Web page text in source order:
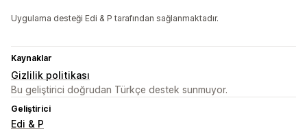
Uygulama desteği Edi & P tarafından sağlanmaktadır.
Kaynaklar
Gizlilik politikası
Bu geliştirici doğrudan Türkçe destek sunmuyor.
Geliştirici
Edi & P